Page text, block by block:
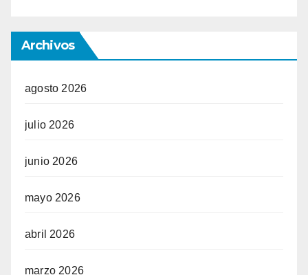
Archivos
agosto 2026
julio 2026
junio 2026
mayo 2026
abril 2026
marzo 2026